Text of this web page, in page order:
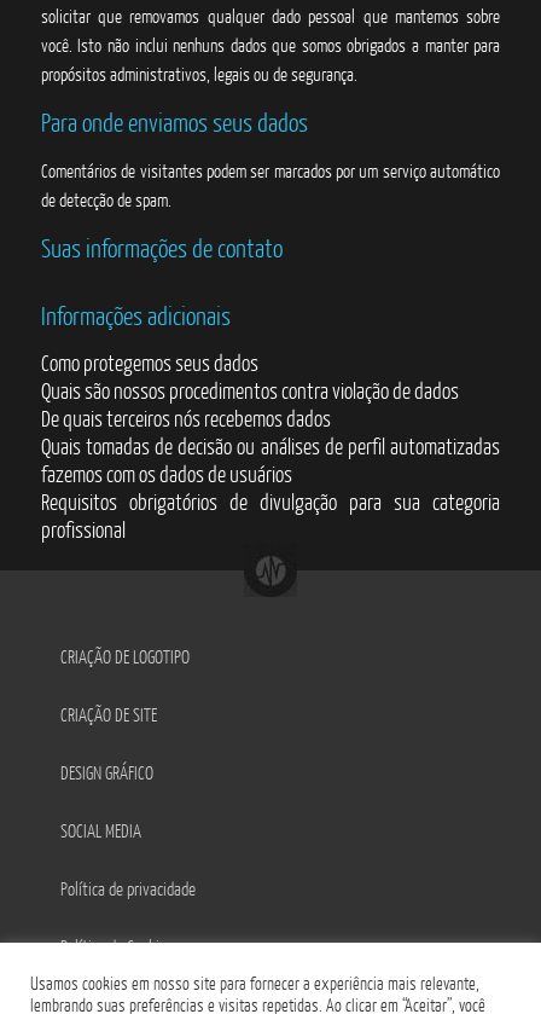
solicitar que removamos qualquer dado pessoal que mantemos sobre
você. Isto não inclui nenhuns dados que somos obrigados a manter para
propósitos administrativos, legais ou de segurança.
Para onde enviamos seus dados
Comentários de visitantes podem ser marcados por um serviço automático
de detecção de spam.
Suas informações de contato
Informações adicionais
Como protegemos seus dados
Quais são nossos procedimentos contra violação de dados
De quais terceiros nós recebemos dados
Quais tomadas de decisão ou análises de perfil automatizadas
fazemos com os dados de usuários
Requisitos obrigatórios de divulgação para sua categoria
profissional
CRIAÇÃO DE LOGOTIPO
CRIAÇÃO DE SITE
DESIGN GRÁFICO
SOCIAL MEDIA
Política de privacidade
Política de Cookies
Usamos cookies em nosso site para fornecer a experiência mais relevante,
lembrando suas preferências e visitas repetidas. Ao clicar em “Aceitar”, você